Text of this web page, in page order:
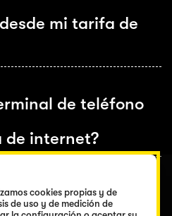
mi tarifa de
de teléfono
internet?
de velocidad
cookies propias y de
de uso y de medición de